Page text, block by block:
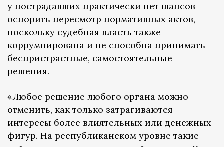
у пострадавших практически нет шансов
оспорить пересмотр нормативных актов,
поскольку судебная власть также
коррумпирована и не способна принимать
беспристрастные, самостоятельные
решения.
«Любое решение любого органа можно
отменить, как только затрагиваются
интересы более влиятельных или денежных
фигур. На республиканском уровне такие